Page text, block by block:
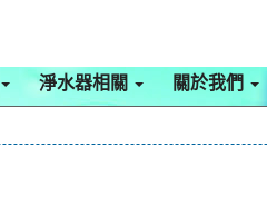
淨水器相關 關於我們